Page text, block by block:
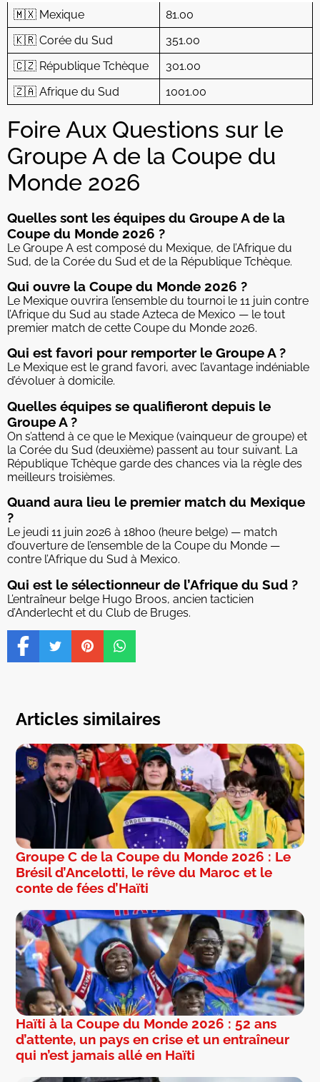
🇲🇽 Mexique
81.00
🇰🇷 Corée du Sud
351.00
🇨🇿 République Tchèque
301.00
🇿🇦 Afrique du Sud
1001.00
Foire Aux Questions sur le
Groupe A de la Coupe du
Monde 2026
Quelles sont les équipes du Groupe A de la
Coupe du Monde 2026 ?
Le Groupe A est composé du Mexique, de l’Afrique du
Sud, de la Corée du Sud et de la République Tchèque.
Qui ouvre la Coupe du Monde 2026 ?
Le Mexique ouvrira l’ensemble du tournoi le 11 juin contre
l’Afrique du Sud au stade Azteca de Mexico — le tout
premier match de cette Coupe du Monde 2026.
Qui est favori pour remporter le Groupe A ?
Le Mexique est le grand favori, avec l’avantage indéniable
d’évoluer à domicile.
Quelles équipes se qualifieront depuis le
Groupe A ?
On s’attend à ce que le Mexique (vainqueur de groupe) et
la Corée du Sud (deuxième) passent au tour suivant. La
République Tchèque garde des chances via la règle des
meilleurs troisièmes.
Quand aura lieu le premier match du Mexique
?
Le jeudi 11 juin 2026 à 18h00 (heure belge) — match
d’ouverture de l’ensemble de la Coupe du Monde —
contre l’Afrique du Sud à Mexico.
Qui est le sélectionneur de l’Afrique du Sud ?
L’entraîneur belge Hugo Broos, ancien tacticien
d’Anderlecht et du Club de Bruges.
Articles similaires
Groupe C de la Coupe du Monde 2026 : Le
Brésil d’Ancelotti, le rêve du Maroc et le
conte de fées d’Haïti
Haïti à la Coupe du Monde 2026 : 52 ans
d’attente, un pays en crise et un entraîneur
qui n’est jamais allé en Haïti